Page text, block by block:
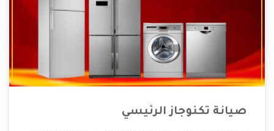
صيانة تكنوجاز الرئيسي